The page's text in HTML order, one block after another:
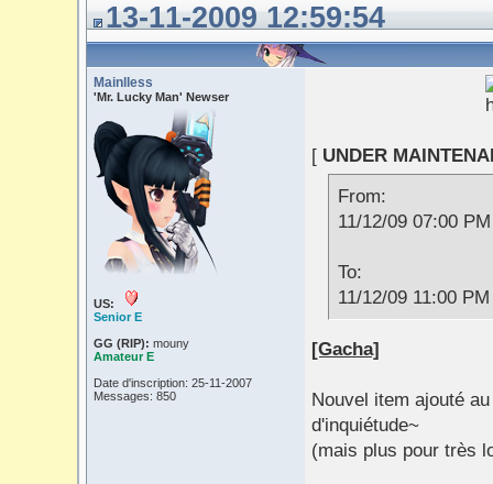
13-11-2009 12:59:54
Mainlless
'Mr. Lucky Man' Newser
US:
Senior E
GG (RIP): mouny
Amateur E
Date d'inscription: 25-11-2007
Messages: 850
[ UNDER
From:
11/12/09 07:00
To:
11/12/09 11:00
[Gacha]
Nouvel item ajouté
d'inquiétude~
(mais plus pour très